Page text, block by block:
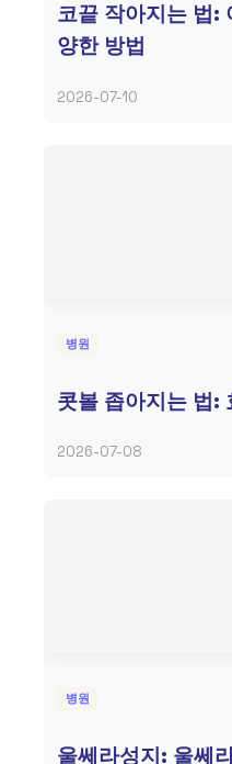
코끝 작아지는 법:
양한 방법
2026-07-10
병원
콧볼 좁아지는 법:
2026-07-08
병원
울쎄라성지: 울쎄